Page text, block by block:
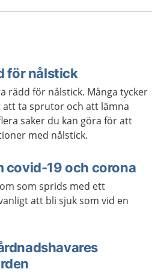
för nålstick
rädd för nålstick. Många tycker
ta sprutor och att lämna
saker du kan göra för att
med nålstick.
covid-19 och corona
som sprids med ett
att bli sjuk som vid en